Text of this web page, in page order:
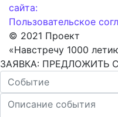
сайта:
Пользовательское
© 2021 Проект
«Навстречу 1000
ЗАЯВКА: ПРЕДЛОЖИТЬ